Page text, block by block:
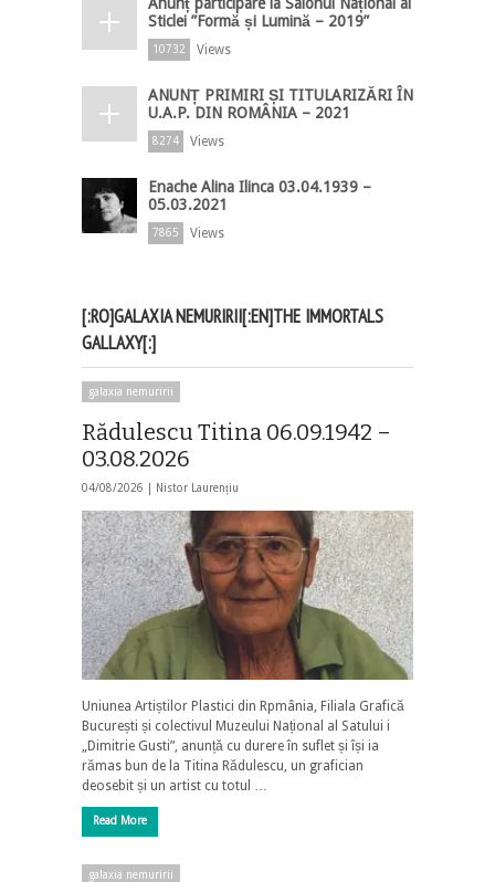
Sticlei ”Formă și Lumină – 2019”
10732 Views
ANUNȚ PRIMIRI ȘI TITULARIZĂRI ÎN
U.A.P. DIN ROMÂNIA – 2021
8274 Views
Enache Alina Ilinca 03.04.1939 –
05.03.2021
7865 Views
[:RO]GALAXIA NEMURIRII[:EN]THE IMMORTALS
GALLAXY[:]
galaxia nemuririi
Rădulescu Titina 06.09.1942 –
03.08.2026
04/08/2026 | Nistor Laurențiu
Uniunea Artiștilor Plastici din Rpmânia, Filiala Grafică
București și colectivul Muzeului Național al Satului i
„Dimitrie Gusti”, anunță cu durere în suflet și își ia
rămas bun de la Titina Rădulescu, un grafician
deosebit și un artist cu totul …
Read More
galaxia nemuririi